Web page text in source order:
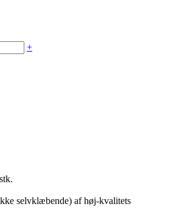
+
selvklæbende) af høj-kvalitets